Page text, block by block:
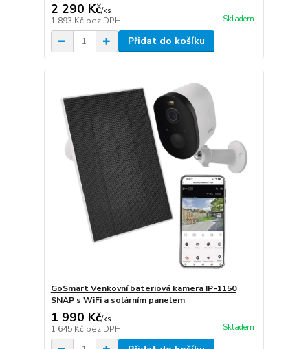
2 290 Kč/ks
1 893 Kč bez DPH Skladem
Přidat do košíku
GoSmart Venkovní bateriová kamera IP-1150
SNAP s WiFi a solárním panelem
1 990 Kč/ks
1 645 Kč bez DPH Skladem